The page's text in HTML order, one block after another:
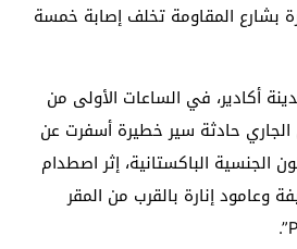
بشارع المقاومة تخلف إصابة خمسة
أكادير، في الساعات الأولى من
الأحد 04 ماي الجاري حادثة سير خطيرة أسفرت عن
الباكستانية، إثر اصطدام
وعامود إنارة بالقرب من المقر